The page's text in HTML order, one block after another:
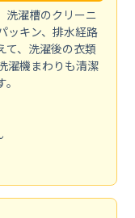
洗濯槽のクリーニ
ッキン、排水経路
て、洗濯後の衣類
濯機まわりも清潔